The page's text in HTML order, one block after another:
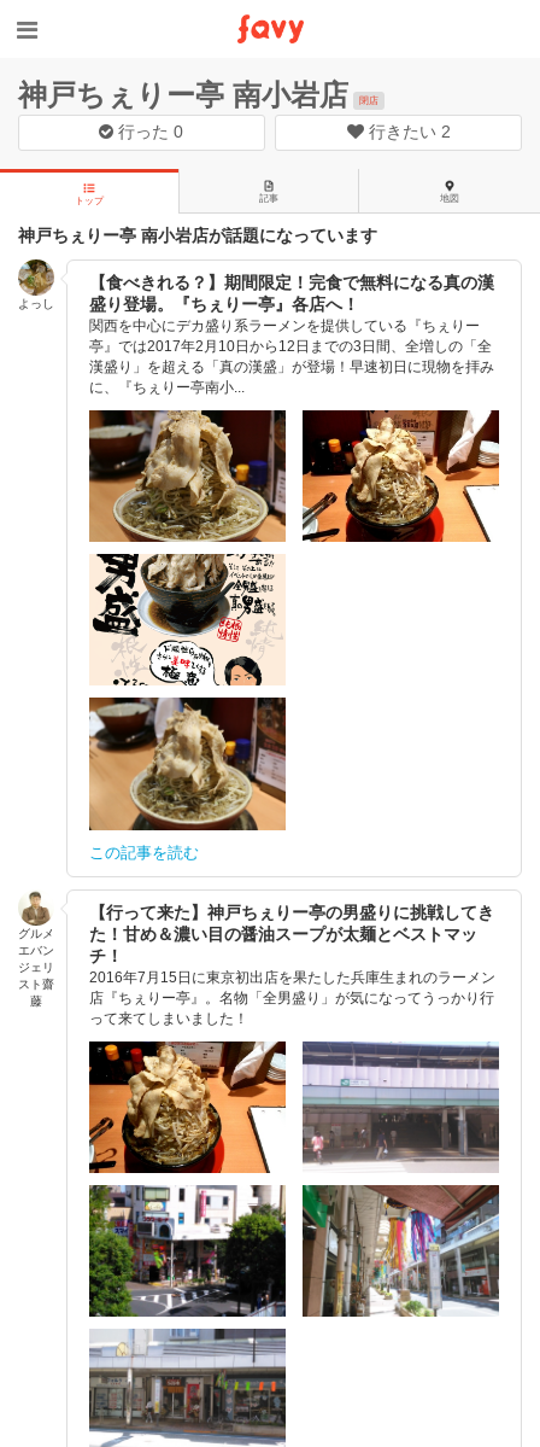
神戸ちぇりー亭 南小岩店 閉店
行った0 行きたい 2
トップ 記事 地図
神戸ちぇりー亭 南小岩店が話題になっています
よっし
【食べきれる？】期間限定！完食で無料になる真の漢
盛り登場。『ちぇりー亭』各店へ！
関西を中心にデカ盛り系ラーメンを提供している『ちぇりー
亭』では2017年2月10日から12日までの3日間、全増しの「全
漢盛り」を超える「真の漢盛」が登場！早速初日に現物を拝み
に、『ちぇりー亭南小...
この記事を読む
グルメ
エバン
ジェリ
スト齋
藤
【行って来た】神戸ちぇりー亭の男盛りに挑戦してき
た！甘め＆濃い目の醤油スープが太麺とベストマッ
チ！
2016年7月15日に東京初出店を果たした兵庫生まれのラーメン
店『ちぇりー亭』。名物「全男盛り」が気になってうっかり行
って来てしまいました！